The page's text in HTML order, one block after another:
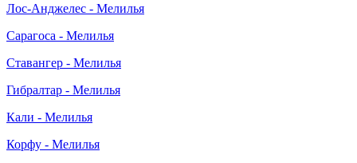
Лос-Анджелес - Мелилья
Сарагоса - Мелилья
Ставангер - Мелилья
Гибралтар - Мелилья
Кали - Мелилья
Корфу - Мелилья